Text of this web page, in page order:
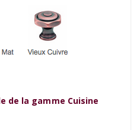
de la gamme Cuisine